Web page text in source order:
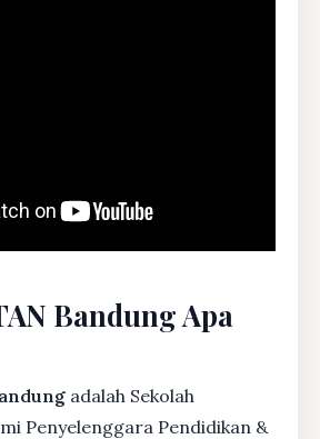
Bandung Apa
adalah Sekolah
Penyelenggara Pendidikan &